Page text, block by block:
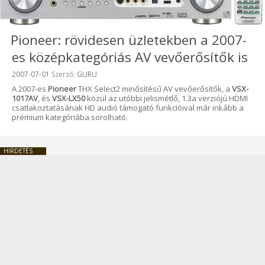
Pioneer: rövidesen üzletekben a 2007-
es középkategóriás AV vevőerősítők is
Beküldve:
2007-07-01 Szerző: GURU
A 2007-es PioneerTHX Select2 minősítésű AV vevőerősítők, a VSX-
1017AV, és VSX-LX50közül az utóbbi jelismétlő, 1.3a verziójú HDMI
csatlakoztatásának HD audió támogató funkcióival már inkább a
prémium kategóriába sorolható.
HIRDETÉS